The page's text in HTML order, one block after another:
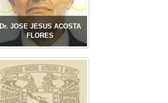
Dr. JOSE JESUS ACOSTA
FLORES